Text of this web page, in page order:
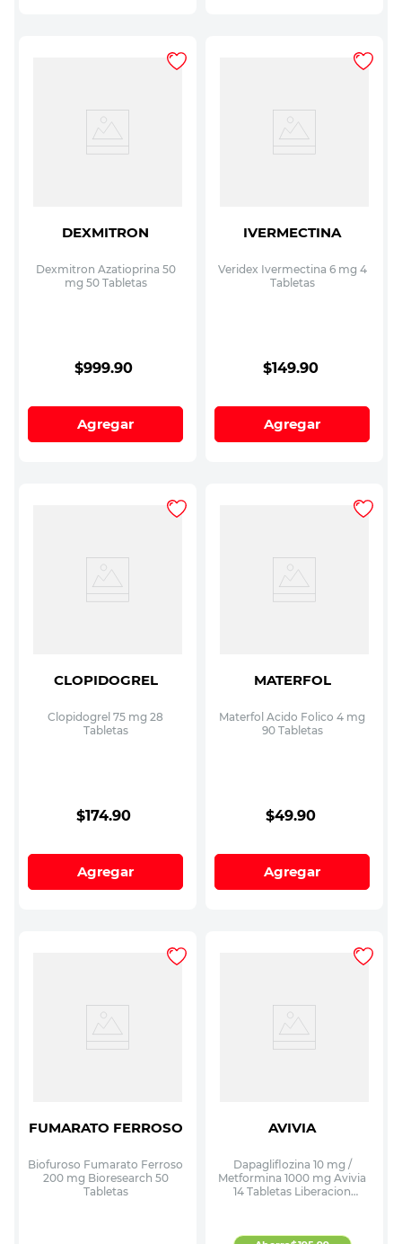
DEXMITRON
Dexmitron Azatioprina 50
mg 50 Tabletas
$999.90
Agregar
IVERMECTINA
Veridex Ivermectina 6 mg 4
Tabletas
$149.90
Agregar
CLOPIDOGREL
Clopidogrel 75 mg 28
Tabletas
$174.90
Agregar
MATERFOL
Materfol Acido Folico 4 mg
90 Tabletas
$49.90
Agregar
FUMARATO FERROSO
Biofuroso Fumarato Ferroso
200 mg Bioresearch 50
Tabletas
AVIVIA
Dapagliflozina 10 mg /
Metformina 1000 mg Avivia
14 Tabletas Liberacion